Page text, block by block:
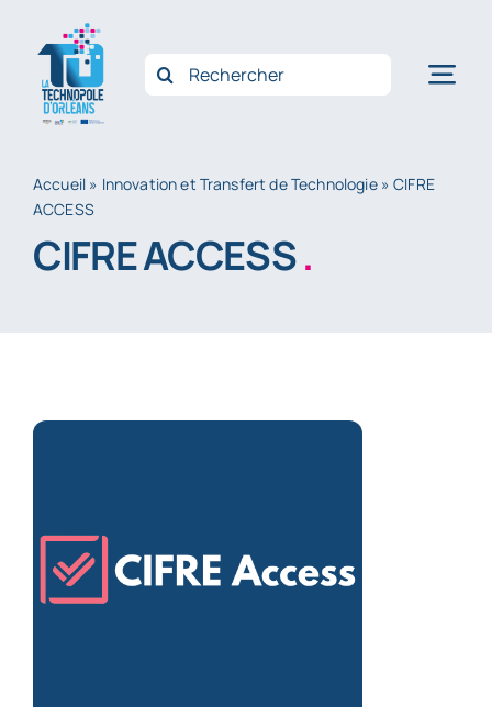
contenu
Rechercher:
Accueil » Innovation et Transfert de Technologie»CIFRE
ACCESS
CIFRE ACCESS.